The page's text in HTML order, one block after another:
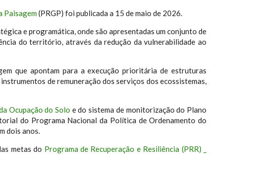
Paisagem (PRGP) foi publicada a 15 de maio de 2026.
e programática, onde são apresentadas um conjunto de
do território, através da redução da vulnerabilidade ao
que apontam para a execução prioritária de estruturas
de remuneração dos serviços dos ecossistemas,
Ocupação do Solo e do sistema de monitorização do Plano
do Programa Nacional da Política de Ordenamento do
dois anos.
metas do Programa de Recuperação e Resiliência (PRR) _